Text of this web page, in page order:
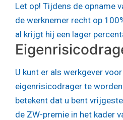
Let op! Tijdens de opname
de werknemer recht op
al krijgt hij een lager
U kunt er als werkgever
eigenrisicodrager te
betekent dat u bent
de ZW-premie in het kader